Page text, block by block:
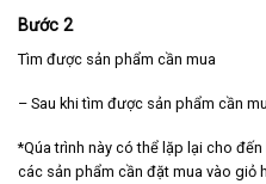
Bước 2
Tìm được sản phẩm cần mua
– Sau khi tìm được sản phẩm cần
*Qúa trình này có thể lặp lại cho
các sản phẩm cần đặt mua vào giỏ